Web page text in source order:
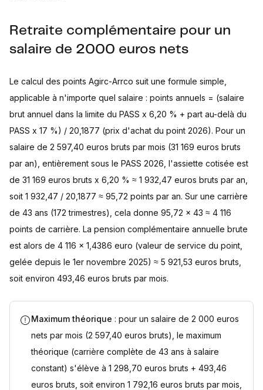
Retraite complémentaire pour un
salaire de 2000 euros nets
Le calcul des points Agirc-Arrco suit une formule simple,
applicable à n'importe quel salaire : points annuels = (salaire
brut annuel dans la limite du PASS x 6,20 % + part au-delà du
PASS x 17 %) / 20,1877 (prix d'achat du point 2026). Pour un
salaire de 2 597,40 euros bruts par mois (31 169 euros bruts
par an), entièrement sous le PASS 2026, l'assiette cotisée est
de 31 169 euros bruts x 6,20 % ≈ 1 932,47 euros bruts par an,
soit 1 932,47 / 20,1877 ≈ 95,72 points par an. Sur une carrière
de 43 ans (172 trimestres), cela donne 95,72 x 43 ≈ 4 116
points de carrière. La pension complémentaire annuelle brute
est alors de 4 116 x 1,4386 euro (valeur de service du point,
gelée depuis le 1er novembre 2025) ≈ 5 921,53 euros bruts,
soit environ 493,46 euros bruts par mois.
Maximum théorique : pour un salaire de 2 000 euros
nets par mois (2 597,40 euros bruts), le maximum
théorique (carrière complète de 43 ans à salaire
constant) s'élève à 1 298,70 euros bruts + 493,46
euros bruts, soit environ 1 792,16 euros bruts par mois,